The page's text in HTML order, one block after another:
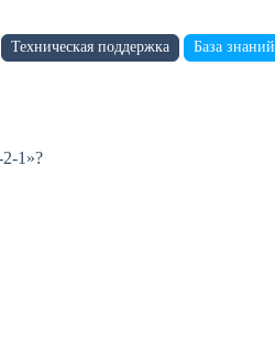
Техническая поддержка База знаний
1»?